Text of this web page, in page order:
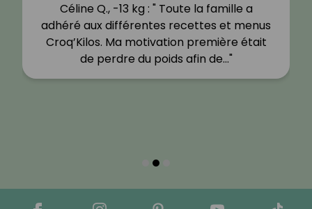
Céline Q., -13 kg : " Toute la famille a
adhéré aux différentes recettes et menus
Croq’Kilos. Ma motivation première était
de perdre du poids afin de…"